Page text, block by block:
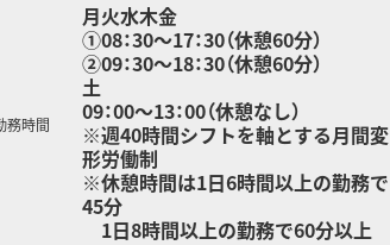
務時間
月火水木金
➀08：30～17：30（休憩60分）
②09：30～18：30（休憩60分）
土
09：00～13：00（休憩なし）
※週40時間シフトを軸とする月間変
形労働制
※休憩時間は1日6時間以上の勤務で
45分
1日8時間以上の勤務で60分以上